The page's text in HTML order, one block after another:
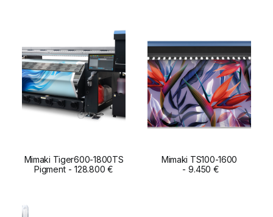
ADD TO CART
Mimaki Tiger600-1800TS
Pigment
128.800 € ADD TO CART
Mimaki TS100-1600
9.450 €